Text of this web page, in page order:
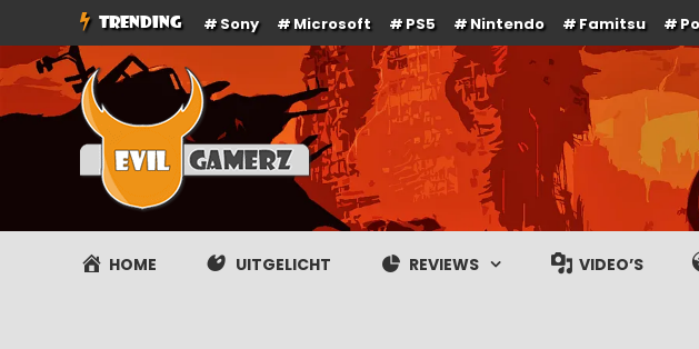
naar
de
TRENDING Sony Microsoft PS5 Nintendo Famitsu
Evilgamerz
Het meest interessante game nieuws, reviews, coverage en gameplay streams
HOME UITGELICHT REVIEWS VIDEO’S